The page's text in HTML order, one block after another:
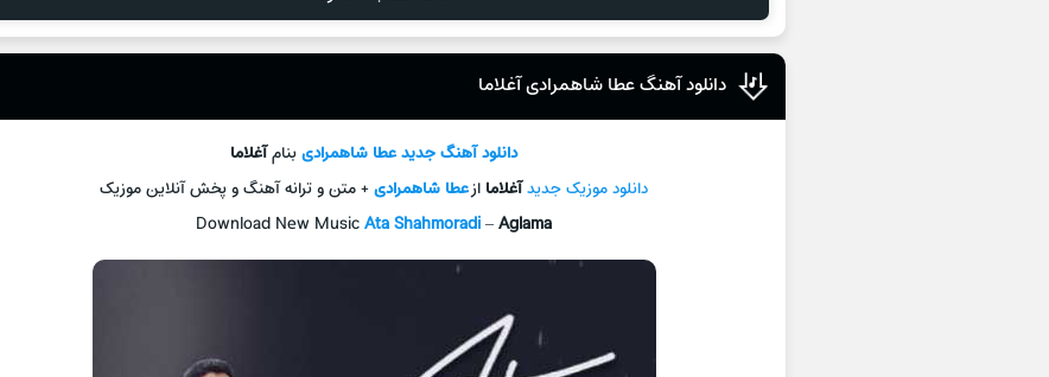
دانلود آهنگ عطا شاهمرادی آغلاما
دانلود آهنگ جديدعطا شاهمرادیبنامآغلاما
دانلود موزیک جديدآغلاما ازعطا شاهمرادی+ متن و ترانه آهنگ و پخش آنلاين موزيک
Download New MusicAta Shahmoradi–Aglama